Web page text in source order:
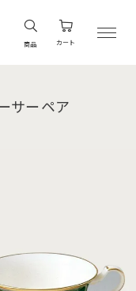
商品 カート
サーペア